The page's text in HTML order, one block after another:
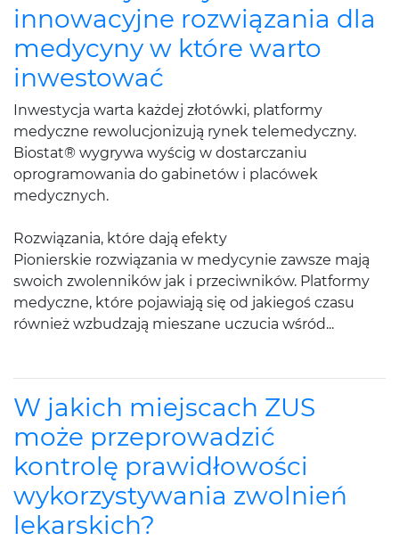
innowacyjne rozwiązania dla
medycyny w które warto
inwestować
Inwestycja warta każdej złotówki, platformy
medyczne rewolucjonizują rynek telemedyczny.
Biostat® wygrywa wyścig w dostarczaniu
oprogramowania do gabinetów i placówek
medycznych.
Rozwiązania, które dają efekty
Pionierskie rozwiązania w medycynie zawsze mają
swoich zwolenników jak i przeciwników. Platformy
medyczne, które pojawiają się od jakiegoś czasu
również wzbudzają mieszane uczucia wśród...
W jakich miejscach ZUS
może przeprowadzić
kontrolę prawidłowości
wykorzystywania zwolnień
lekarskich?